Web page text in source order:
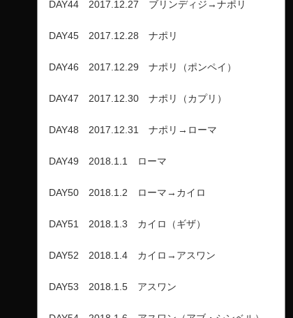
DAY44 2017.12.27 ブリンディジ→ナポリ
DAY45 2017.12.28 ナポリ
DAY46 2017.12.29 ナポリ（ポンペイ）
DAY47 2017.12.30 ナポリ（カプリ）
DAY48 2017.12.31 ナポリ→ローマ
DAY49 2018.1.1 ローマ
DAY50 2018.1.2 ローマ→カイロ
DAY51 2018.1.3 カイロ（ギザ）
DAY52 2018.1.4 カイロ→アスワン
DAY53 2018.1.5 アスワン